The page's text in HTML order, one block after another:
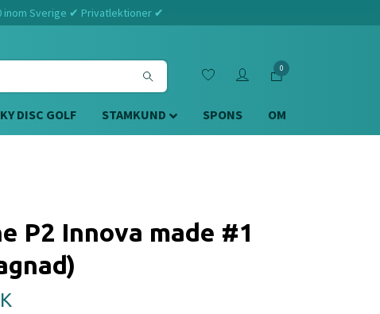
inom Sverige ✔ Privatlektioner ✔
0
DISC GOLF STAMKUND SPONS OM
P2 Innova made #1